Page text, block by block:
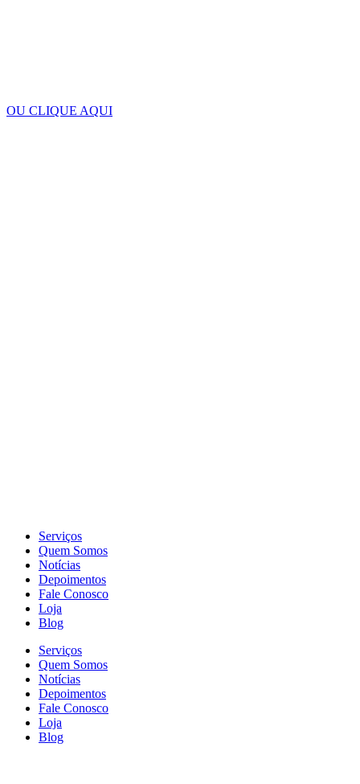
OU CLIQUE AQUI
Serviços
Quem Somos
Notícias
Depoimentos
Fale Conosco
Loja
Blog
Serviços
Quem Somos
Notícias
Depoimentos
Fale Conosco
Loja
Blog